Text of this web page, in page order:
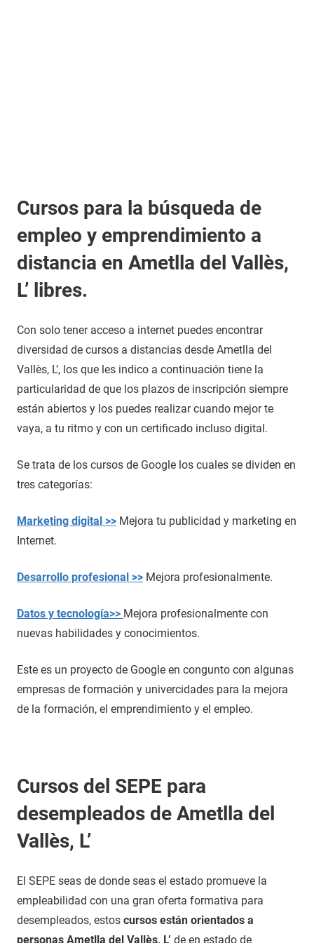
Cursos para la búsqueda de
empleo y emprendimiento a
distancia en Ametlla del Vallès,
L’ libres.
Con solo tener acceso a internet puedes encontrar
diversidad de cursos a distancias desde Ametlla del
Vallès, L’, los que les indico a continuación tiene la
particularidad de que los plazos de inscripción siempre
están abiertos y los puedes realizar cuando mejor te
vaya, a tu ritmo y con un certificado incluso digital.
Se trata de los cursos de Google los cuales se dividen en
tres categorías:
Marketing digital >> Mejora tu publicidad y marketing en
Internet.
Desarrollo profesional >> Mejora profesionalmente.
Datos y tecnología>> Mejora profesionalmente con
nuevas habilidades y conocimientos.
Este es un proyecto de Google en congunto con algunas
empresas de formación y univercidades para la mejora
de la formación, el emprendimiento y el empleo.
Cursos del SEPE para
desempleados de Ametlla del
Vallès, L’
El SEPE seas de donde seas el estado promueve la
empleabilidad con una gran oferta formativa para
desempleados, estos cursos están orientados a
personas Ametlla del Vallès, L’ de en estado de